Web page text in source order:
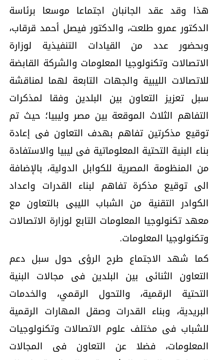
هذا وقد عقد الجانبان اجتماعا موسعا برئاسة
الدكتور عمرو طلعت، والدكتور فيصل أحمد قرقاب،
وبحضور عدد من القيادات التنفيذية لوزارة
الاتصالات وتكنولوجيا المعلومات والشركة القابضة
للاتصالات الليبية والجهات التابعة لهما لمناقشة
سبل تعزيز التعاون بين البلدين وفقا لمذكرات
التفاهم الثلاث الموقعة بين مصر وليبيا؛ حيث تم
توقيع مذكرتين تفاهم بهدف التعاون فى إعادة
بناء البنية التحتية المعلوماتية فى ليبيا والاستفادة
من المنظومة المصرية للكوابل الدولية، بالإضافة
الى توقيع مذكرة تفاهم لبناء القدرات واعداد
الكوادر التقنية من الشباب الليبى بالتعاون مع
معهد تكنولوجيا المعلومات التابع لوزارة الاتصالات
وتكنولوجيا المعلومات.
كما شهد الاجتماع طرح الرؤى حول سبل دعم
التعاون الثنائى بين البلدين فى مجالات البنية
التحتية الرقمية، والتحول الرقمي، والخدمات
البريدية، وبناء القدرات وصقل المهارات الرقمية
للشباب فى مختلف علوم الاتصالات وتكنولوجيات
المعلومات، فضلا عن التعاون فى المجالات